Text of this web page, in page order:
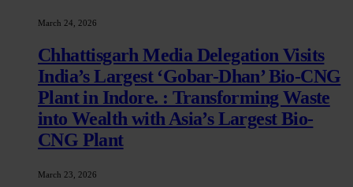
March 24, 2026
Chhattisgarh Media Delegation Visits
India’s Largest ‘Gobar-Dhan’ Bio-CNG
Plant in Indore. : Transforming Waste
into Wealth with Asia’s Largest Bio-
CNG Plant
March 23, 2026